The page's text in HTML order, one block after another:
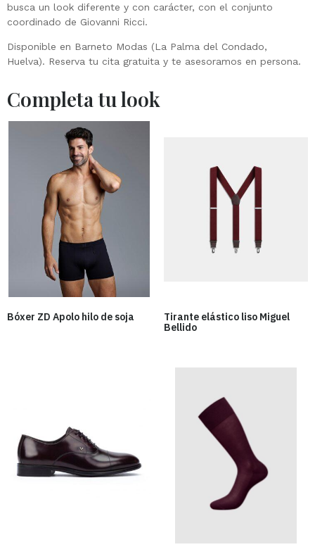
busca un look diferente y con carácter, con el conjunto
coordinado de Giovanni Ricci.
Disponible en Barneto Modas (La Palma del Condado,
Huelva). Reserva tu cita gratuita y te asesoramos en persona.
Bóxer ZD Apolo hilo de soja
Tirante elástico liso Miguel
Bellido